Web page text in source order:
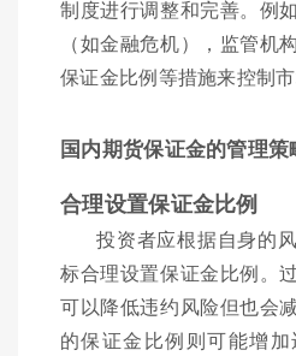
制度进行调整和完善。例
（如金融危机），监管机
保证金比例等措施来控制市
国内期货保证金的管理策
合理设置保证金比例
投资者应根据自身的
标合理设置保证金比例。
可以降低违约风险但也会
的保证金比例则可能增